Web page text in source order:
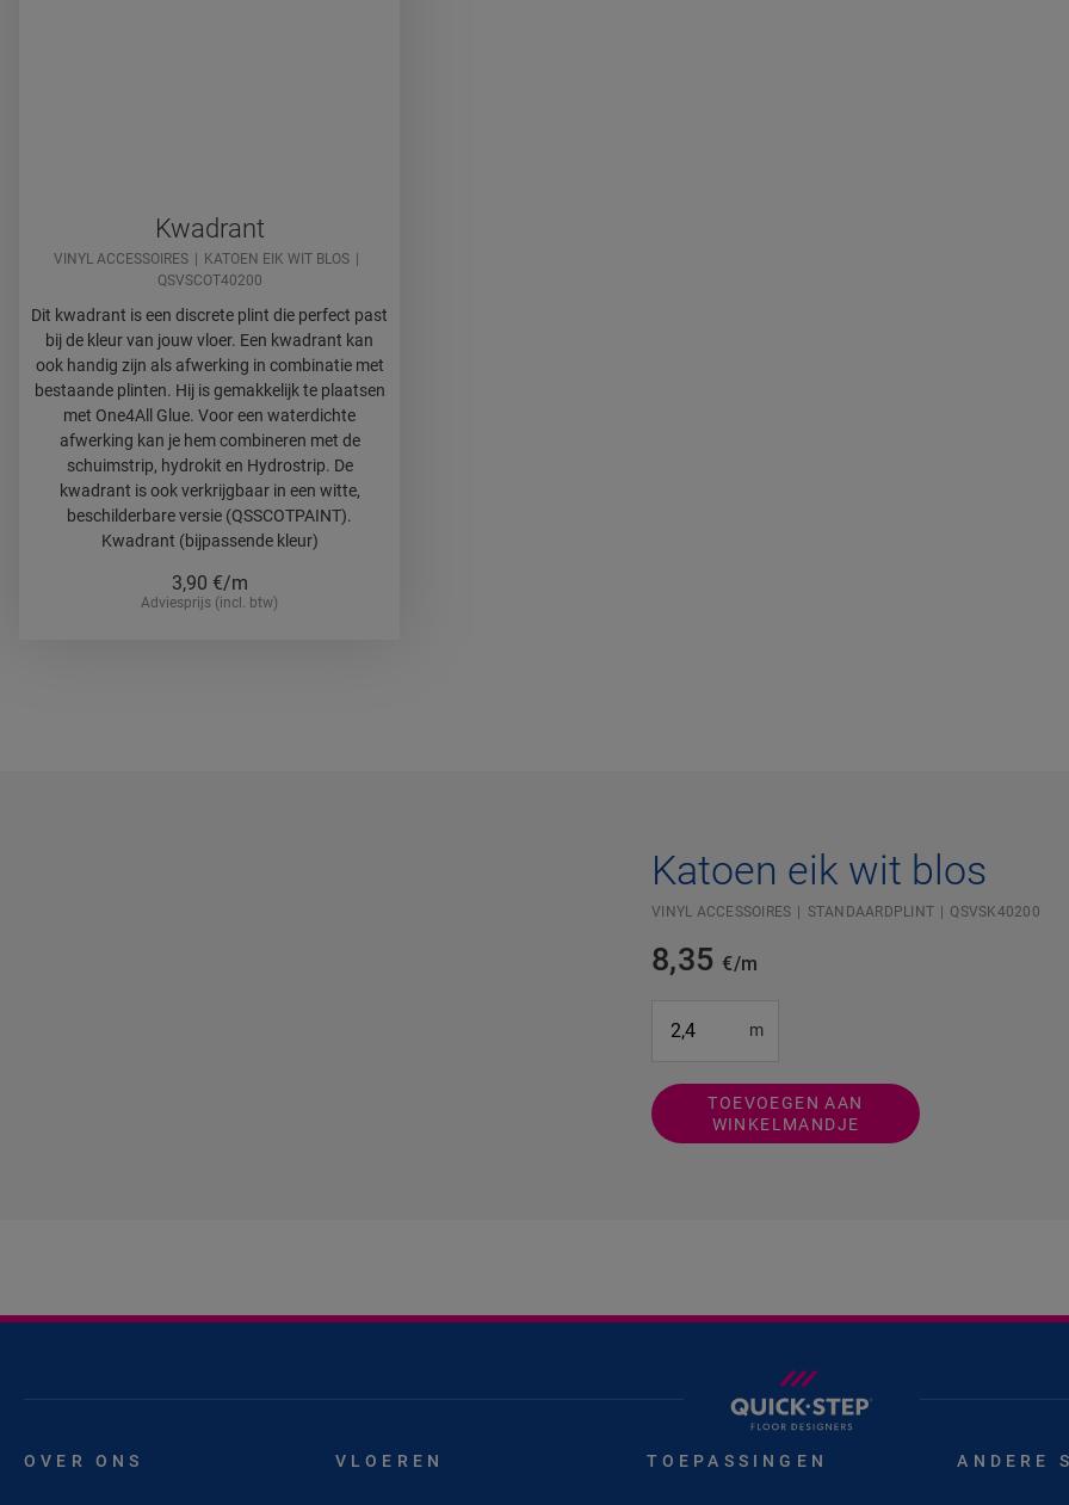
Kwadrant
VINYL ACCESSOIRES
KATOEN EIK WIT BLOS
QSVSCOT40200
Dit kwadrant is een discrete plint die perfect past
bij de kleur van jouw vloer. Een kwadrant kan
ook handig zijn als afwerking in combinatie met
bestaande plinten. Hij is gemakkelijk te plaatsen
met One4All Glue. Voor een waterdichte
afwerking kan je hem combineren met de
schuimstrip, hydrokit en Hydrostrip. De
kwadrant is ook verkrijgbaar in een witte,
beschilderbare versie (QSSCOTPAINT).
Kwadrant (bijpassende kleur)
3,90 €/m
Adviesprijs (incl. btw)
Katoen eik wit blos
VINYL ACCESSOIRES STANDAARDPLINT QSVSK40200
8,35€/m
m
TOEVOEGEN AAN
WINKELMANDJE
OVER ONS VLOEREN TOEPASSINGEN ANDERE